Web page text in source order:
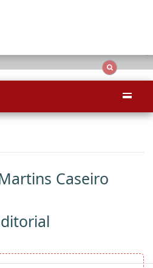
Caseiro